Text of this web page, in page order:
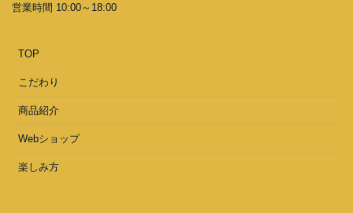
営業時間 10:00～18:00
TOP
こだわり
商品紹介
Webショップ
楽しみ方